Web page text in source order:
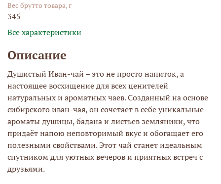
Вес брутто товара, г
345
Все характеристики
Описание
Душистый Иван-чай – это не просто напиток, а
настоящее восхищение для всех ценителей
натуральных и ароматных чаев. Созданный на основе
сибирского иван-чая, он сочетает в себе уникальные
ароматы душицы, бадана и листьев земляники, что
придаёт напою неповторимый вкус и обогащает его
полезными свойствами. Этот чай станет идеальным
спутником для уютных вечеров и приятных встреч с
друзьями.